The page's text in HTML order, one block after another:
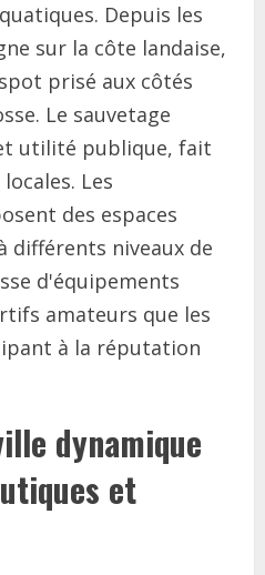
Depuis les
sur la côte landaise,
prisé aux côtés
Le sauvetage
utilité publique, fait
Les
des espaces
différents niveaux de
d'équipements
amateurs que les
à la réputation
dynamique
et